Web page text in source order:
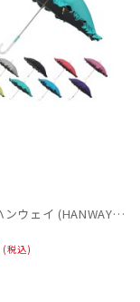
【日傘】ハンウェイ (HANWAY) P.カルゼツイル フリル メイクアップカラー 長傘 オールウェザー 遮光 長傘 晴雨兼用 , UV , 日本製 ,
(税込)